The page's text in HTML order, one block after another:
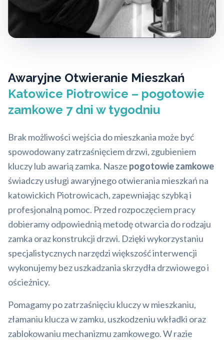
Awaryjne Otwieranie Mieszkań
Katowice Piotrowice – pogotowie
zamkowe 7 dni w tygodniu
Brak możliwości wejścia do mieszkania może być
spowodowany zatrzaśnięciem drzwi, zgubieniem
kluczy lub awarią zamka. Nasze pogotowie zamkowe
świadczy usługi awaryjnego otwierania mieszkań na
katowickich Piotrowicach, zapewniając szybką i
profesjonalną pomoc. Przed rozpoczęciem pracy
dobieramy odpowiednią metodę otwarcia do rodzaju
zamka oraz konstrukcji drzwi. Dzięki wykorzystaniu
specjalistycznych narzędzi większość interwencji
wykonujemy bez uszkadzania skrzydła drzwiowego i
ościeżnicy.
Pomagamy po zatrzaśnięciu kluczy w mieszkaniu,
złamaniu klucza w zamku, uszkodzeniu wkładki oraz
zablokowaniu mechanizmu zamkowego. W razie